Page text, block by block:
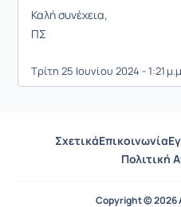
Καλή συνέχεια,
ΠΣ
Τρίτη 25 Ιουνίου 2024 - 1:21
ΣχετικάΕπικοινωνία
Πολιτική
Copyright © 2026